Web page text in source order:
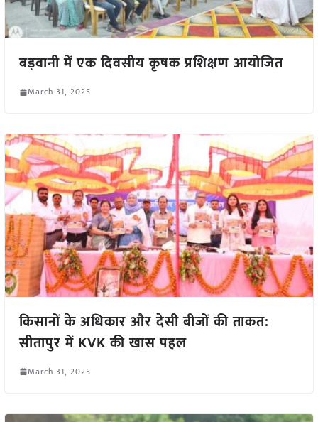
बड़वानी में एक दिवसीय कृषक प्रशिक्षण आयोजित
March 31, 2025
किसानों के अधिकार और देसी बीजों की ताकत:
सीतापुर में KVK की खास पहल
March 31, 2025